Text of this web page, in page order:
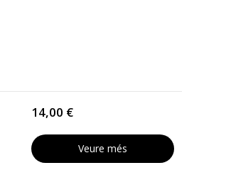
14,00 €
Veure més